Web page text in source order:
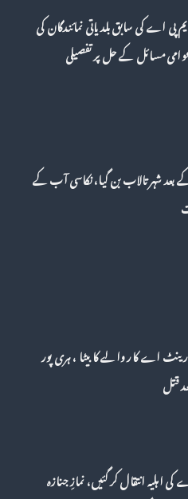
پی اے کی سابق بلدیاتی نمائندگان کی
مسائل کے حل پر تفصیلی
بعد شہر تالاب بن گیا، نکاسی آب کے
اے کار والے کا بیٹا ، ہری پور
قتل
اہلیہ انتقال کر گئیں، نمازِ جنازہ